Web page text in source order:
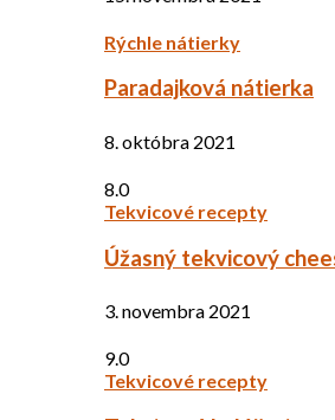
Rýchle nátierky
Paradajková nátierka
8. októbra 2021
8.0
Tekvicové recepty
Úžasný tekvicový
3. novembra 2021
9.0
Tekvicové recepty